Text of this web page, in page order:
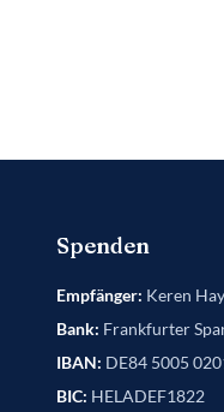
Spenden
Empfänger: Keren
Bank: Frankfurter
IBAN: DE84 5005
BIC: HELADEF1822